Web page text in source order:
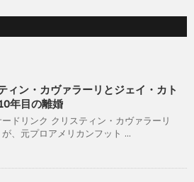
ィン・カヴァラーリとジェイ・カト
年目の離婚
ドリンク クリスティン・カヴァラーリ
が、元プロアメリカンフット ...